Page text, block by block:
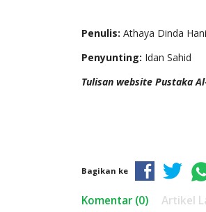
Penulis: Athaya Dinda
Penyunting: Idan Sahid
Tulisan website Pustaka
Bagikan ke
Komentar (0) Artikel